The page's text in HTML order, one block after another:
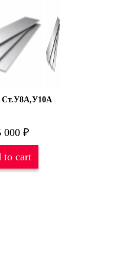
Ст.У8А,У10А
000 ₽
to cart